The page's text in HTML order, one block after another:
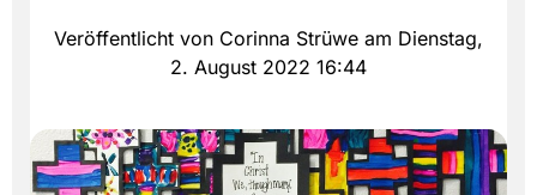
Veröffentlicht von Corinna Strüwe am Dienstag,
2. August 2022 16:44